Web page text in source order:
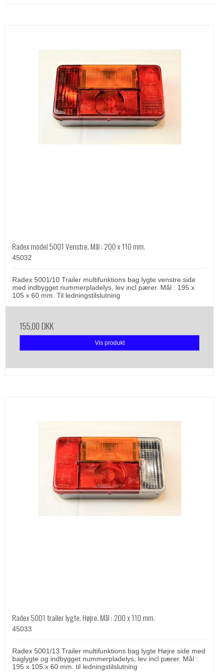
Radex model 5001 Venstre. Mål : 200 x 110 mm.
45032
Radex 5001/10 Trailer multifunktions bag lygte venstre side
med indbygget nummerpladelys, lev incl pærer. Mål : 195 x
105 x 60 mm. Til ledningstilslutning
155,00 DKK
Vis produkt
Radex 5001 trailer lygte. Højre. Mål : 200 x 110 mm.
45033
Radex 5001/13 Trailer multifunktions bag lygte Højre side med
baglygte og indbygget nummerpladelys, lev incl pærer. Mål :
195 x 105 x 60 mm. til ledningstilslutning